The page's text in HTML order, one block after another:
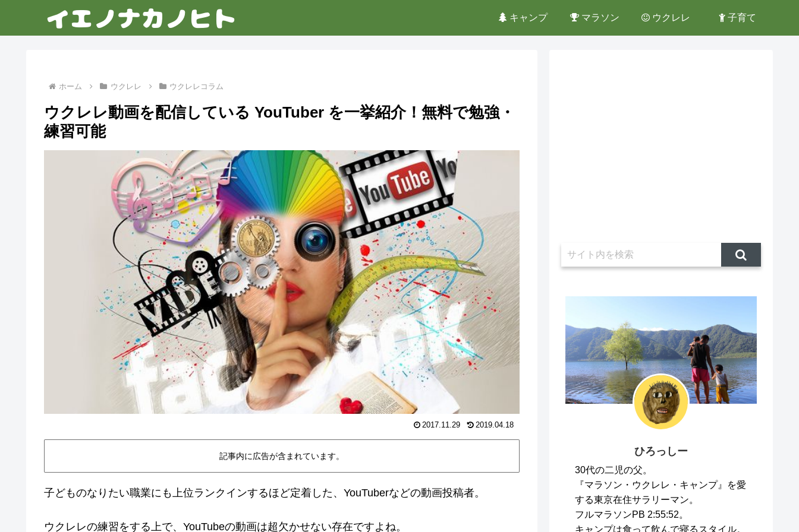
キャンプ マラソン ウクレレ 子育て
ホーム ウクレレ ウクレレコラム
ウクレレ動画を配信している YouTuber を一挙紹介！無料で勉強・
練習可能
2017.11.29 2019.04.18
記事内に広告が含まれています。
子どものなりたい職業にも上位ランクインするほど定着した、YouTuberなどの動画投稿者。
ウクレレの練習をする上で、YouTubeの動画は超欠かせない存在ですよね。
ひろっしー
30代の二児の父。
『マラソン・ウクレレ・キャンプ』を愛
する東京在住サラリーマン。
フルマラソンPB 2:55:52。
キャンプは食って飲んで寝るスタイル。